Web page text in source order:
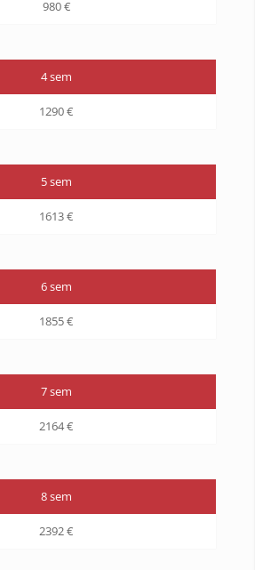
980 €
4 sem
1290 €
5 sem
1613 €
6 sem
1855 €
7 sem
2164 €
8 sem
2392 €